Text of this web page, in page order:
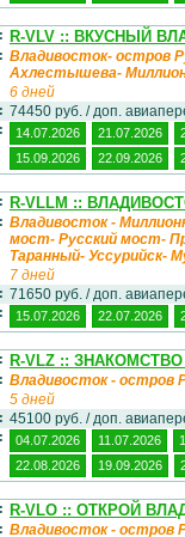
R-VLV :: ВКУСНЫЙ
Владивосток- остров
Ахлестышева-
6 дней
74450 руб. / доп.
14.07.2026 21.07.2026
15.09.2026
22.09.2026
R-VLLM ::
Владивосток -
мост- Русский мост-
Таранный- Уссурийск-
7 дней
71650 руб. / доп.
15.07.2026 22.07.2026
R-VLZ ::
Владивосток - остров
5 дней
45100 руб. / доп.
04.07.2026 11.07.2026
22.08.2026
19.09.2026
R-VLO :: ОТКРОЙ
Владивосток - остров